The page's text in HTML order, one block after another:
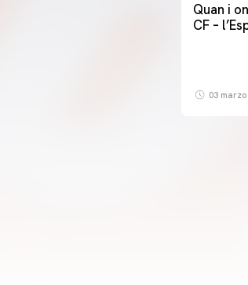
Quan i
CF –
03 marzo